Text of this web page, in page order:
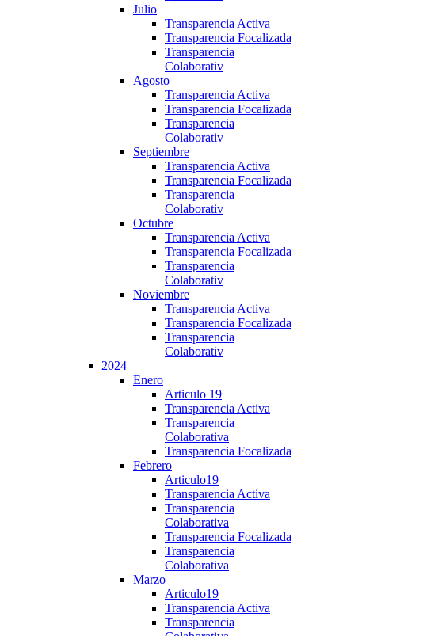
Julio
Transparencia Activa
Transparencia Focalizada
Transparencia
Colaborativ
Agosto
Transparencia Activa
Transparencia Focalizada
Transparencia
Colaborativ
Septiembre
Transparencia Activa
Transparencia Focalizada
Transparencia
Colaborativ
Octubre
Transparencia Activa
Transparencia Focalizada
Transparencia
Colaborativ
Noviembre
Transparencia Activa
Transparencia Focalizada
Transparencia
Colaborativ
2024
Enero
Articulo 19
Transparencia Activa
Transparencia
Colaborativa
Transparencia Focalizada
Febrero
Articulo19
Transparencia Activa
Transparencia
Colaborativa
Transparencia Focalizada
Transparencia
Colaborativa
Marzo
Articulo19
Transparencia Activa
Transparencia